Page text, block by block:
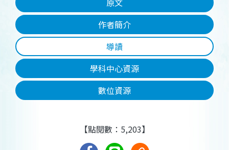
原文
作者簡介
導讀
學科中心資源
數位資源
【點閱數：5,203】